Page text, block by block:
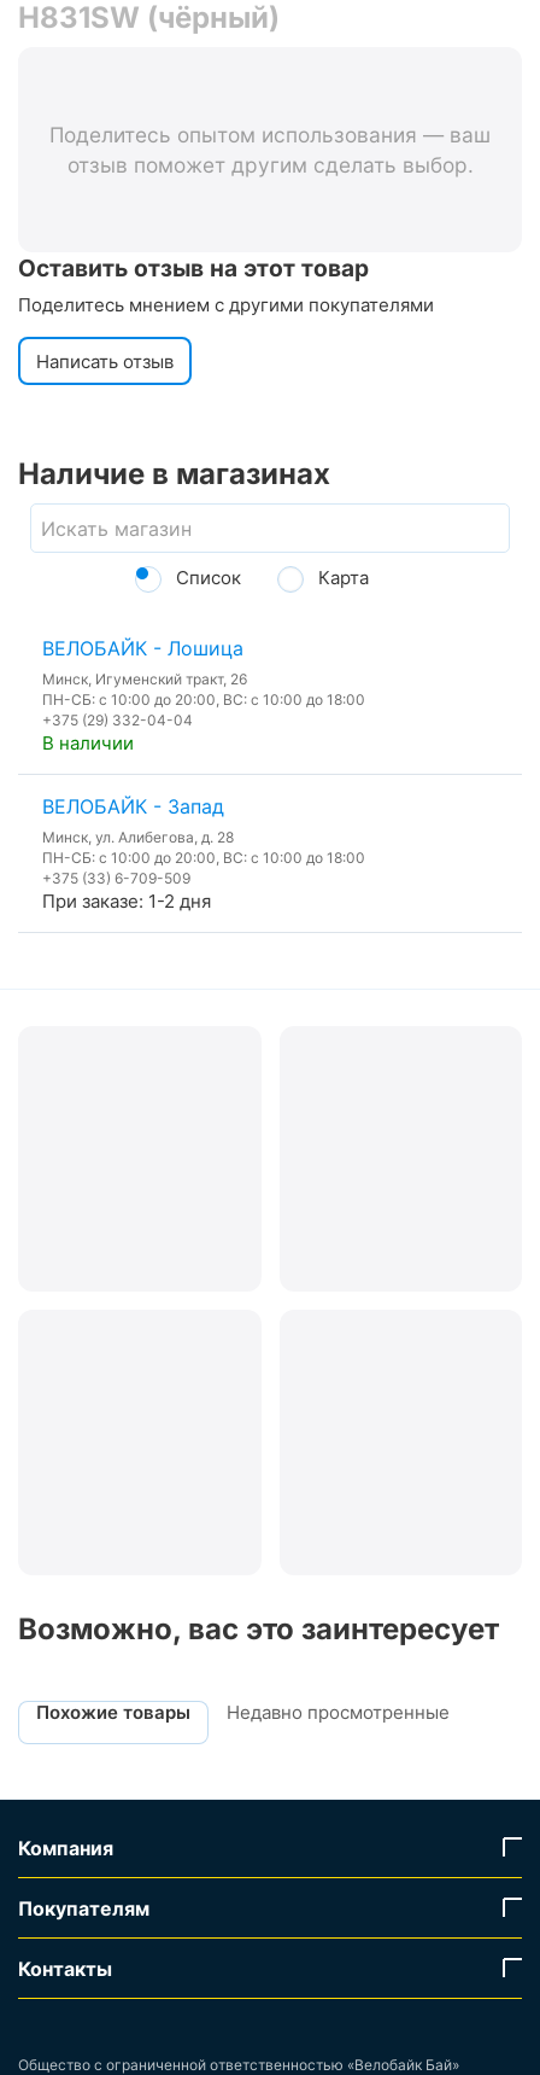
H831SW (чёрный)
Поделитесь опытом использования — ваш
отзыв поможет другим сделать выбор.
Оставить отзыв на этот товар
Поделитесь мнением с другими покупателями
Написать отзыв
Наличие в магазинах
Список Карта
ВЕЛОБАЙК - Лошица
Минск, Игуменский тракт, 26
ПН-СБ: с 10:00 до 20:00, ВС: с 10:00 до 18:00
+375 (29) 332-04-04
В наличии
ВЕЛОБАЙК - Запад
Минск, ул. Алибегова, д. 28
ПН-СБ: с 10:00 до 20:00, ВС: с 10:00 до 18:00
+375 (33) 6-709-509
При заказе: 1-2 дня
Возможно, вас это заинтересует
Похожие товары Недавно просмотренные
Компания
Покупателям
Контакты
Общество с ограниченной ответственностью «Велобайк Бай»